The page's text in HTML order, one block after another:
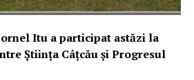
Itu a participat astăzi la
Știința Câțcău și Progresul